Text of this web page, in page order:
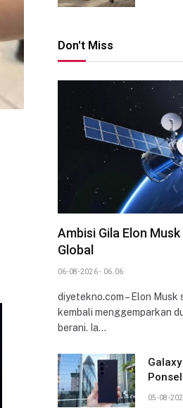
Don't Miss
Ambisi Gila Elon
Global
06-08-2026 - 06.06
diyetekno.com – Elon Musk
kembali menggemparkan
berani. Ia…
05-08-